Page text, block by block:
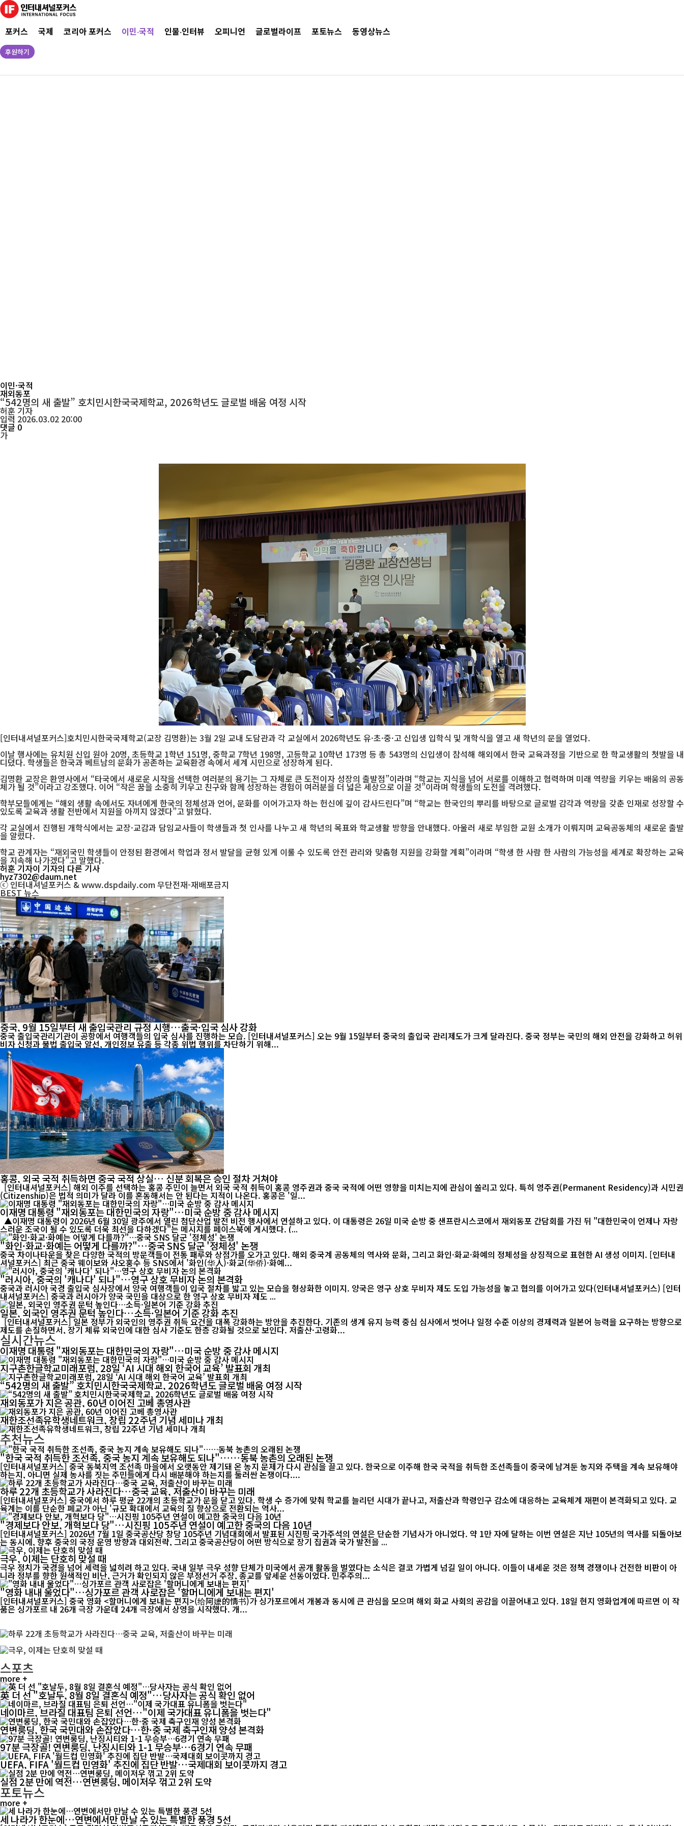
포커스 국제 코리아 포커스 이민·국적 인물·인터뷰 오피니언 글로벌라이프 포토뉴스 동영상뉴스
후원하기
이민·국적
재외동포
“542명의 새 출발” 호치민시한국국제학교, 2026학년도 글로벌 배움 여정 시작
허훈 기자
입력 2026.03.02 20:00
댓글 0
가
[인터내셔널포커스]호치민시한국국제학교(교장 김명환)는 3월 2일 교내 도담관과 각 교실에서 2026학년도 유·초·중·고 신입생 입학식 및 개학식을 열고 새 학년의 문을 열었다.
이날 행사에는 유치원 신입 원아 20명, 초등학교 1학년 151명, 중학교 7학년 198명, 고등학교 10학년 173명 등 총 543명의 신입생이 참석해 해외에서 한국 교육과정을 기반으로 한 학교생활의 첫발을 내
디뎠다. 학생들은 한국과 베트남의 문화가 공존하는 교육환경 속에서 세계 시민으로 성장하게 된다.
김명환 교장은 환영사에서 “타국에서 새로운 시작을 선택한 여러분의 용기는 그 자체로 큰 도전이자 성장의 출발점”이라며 “학교는 지식을 넘어 서로를 이해하고 협력하며 미래 역량을 키우는 배움의 공동
체가 될 것”이라고 강조했다. 이어 “작은 꿈을 소중히 키우고 친구와 함께 성장하는 경험이 여러분을 더 넓은 세상으로 이끌 것”이라며 학생들의 도전을 격려했다.
학부모들에게는 “해외 생활 속에서도 자녀에게 한국의 정체성과 언어, 문화를 이어가고자 하는 헌신에 깊이 감사드린다”며 “학교는 한국인의 뿌리를 바탕으로 글로벌 감각과 역량을 갖춘 인재로 성장할 수
있도록 교육과 생활 전반에서 지원을 아끼지 않겠다”고 밝혔다.
각 교실에서 진행된 개학식에서는 교장·교감과 담임교사들이 학생들과 첫 인사를 나누고 새 학년의 목표와 학교생활 방향을 안내했다. 아울러 새로 부임한 교원 소개가 이뤄지며 교육공동체의 새로운 출발
을 알렸다.
학교 관계자는 “재외국민 학생들이 안정된 환경에서 학업과 정서 발달을 균형 있게 이룰 수 있도록 안전 관리와 맞춤형 지원을 강화할 계획”이라며 “학생 한 사람 한 사람의 가능성을 세계로 확장하는 교육
을 지속해 나가겠다”고 말했다.
허훈 기자이 기자의 다른 기사
hyz7302@daum.net
ⓒ 인터내셔널포커스 & www.dspdaily.com 무단전재-재배포금지
BEST뉴스
중국, 9월 15일부터 새 출입국관리 규정 시행…출국·입국 심사 강화
중국 출입국관리기관이 공항에서 여행객들의 입국 심사를 진행하는 모습. [인터내셔널포커스] 오는 9월 15일부터 중국의 출입국 관리제도가 크게 달라진다. 중국 정부는 국민의 해외 안전을 강화하고 허위
비자 신청과 불법 출입국 알선, 개인정보 유출 등 각종 위법 행위를 차단하기 위해...
홍콩, 외국 국적 취득하면 중국 국적 상실… 신분 회복은 승인 절차 거쳐야
[인터내셔널포커스] 해외 이주를 선택하는 홍콩 주민이 늘면서 외국 국적 취득이 홍콩 영주권과 중국 국적에 어떤 영향을 미치는지에 관심이 쏠리고 있다. 특히 영주권(Permanent Residency)과 시민권
(Citizenship)은 법적 의미가 달라 이를 혼동해서는 안 된다는 지적이 나온다. 홍콩은 '일...
이재명 대통령 "재외동포는 대한민국의 자랑"…미국 순방 중 감사 메시지
스러운 조국이 될 수 있도록 더욱 최선을 다하겠다"는 메시지를 페이스북에 게시했다. (...
"화인·화교·화예는 어떻게 다를까?"…중국 SNS 달군 '정체성' 논쟁
중국 차이나타운을 찾은 다양한 국적의 방문객들이 전통 패루와 상점가를 오가고 있다. 해외 중국계 공동체의 역사와 문화, 그리고 화인·화교·화예의 정체성을 상징적으로 표현한 AI 생성 이미지. [인터내
셔널포커스] 최근 중국 웨이보와 샤오훙수 등 SNS에서 '화인(华人)·화교(华侨)·화예...
"러시아, 중국의 '캐나다' 되나"…영구 상호 무비자 논의 본격화
중국과 러시아 국경 출입국 심사장에서 양국 여행객들이 입국 절차를 밟고 있는 모습을 형상화한 이미지. 양국은 영구 상호 무비자 제도 도입 가능성을 놓고 협의를 이어가고 있다(인터내셔널포커스) [인터
내셔널포커스] 중국과 러시아가 양국 국민을 대상으로 한 영구 상호 무비자 제도 ...
일본, 외국인 영주권 문턱 높인다…소득·일본어 기준 강화 추진
[인터내셔널포커스] 일본 정부가 외국인의 영주권 취득 요건을 대폭 강화하는 방안을 추진한다. 기존의 생계 유지 능력 중심 심사에서 벗어나 일정 수준 이상의 경제력과 일본어 능력을 요구하는 방향으로
제도를 손질하면서, 장기 체류 외국인에 대한 심사 기준도 한층 강화될 것으로 보인다. 저출산·고령화...
실시간뉴스
이재명 대통령 "재외동포는 대한민국의 자랑"…미국 순방 중 감사 메시지
지구촌한글학교미래포럼, 28일 ‘AI 시대 해외 한국어 교육’ 발표회 개최
“542명의 새 출발” 호치민시한국국제학교, 2026학년도 글로벌 배움 여정 시작
재외동포가 지은 공관, 60년 이어진 고베 총영사관
재한조선족유학생네트워크, 창립 22주년 기념 세미나 개최
추천뉴스
"한국 국적 취득한 조선족, 중국 농지 계속 보유해도 되나"……동북 농촌의 오래된 논쟁
[인터내셔널포커스] 중국 동북지역 조선족 마을에서 오랫동안 제기돼 온 농지 문제가 다시 관심을 끌고 있다. 한국으로 이주해 한국 국적을 취득한 조선족들이 중국에 남겨둔 농지와 주택을 계속 보유해야
하는지, 아니면 실제 농사를 짓는 주민들에게 다시 배분해야 하는지를 둘러싼 논쟁이다....
하루 22개 초등학교가 사라진다…중국 교육, 저출산이 바꾸는 미래
[인터내셔널포커스] 중국에서 하루 평균 22개의 초등학교가 문을 닫고 있다. 학생 수 증가에 맞춰 학교를 늘리던 시대가 끝나고, 저출산과 학령인구 감소에 대응하는 교육체계 재편이 본격화되고 있다. 교
육계는 이를 단순한 폐교가 아닌 '규모 확대에서 교육의 질 향상으로 전환되는 역사...
"경제보다 안보, 개혁보다 당"…시진핑 105주년 연설이 예고한 중국의 다음 10년
[인터내셔널포커스] 2026년 7월 1일 중국공산당 창당 105주년 기념대회에서 발표된 시진핑 국가주석의 연설은 단순한 기념사가 아니었다. 약 1만 자에 달하는 이번 연설은 지난 105년의 역사를 되돌아보
는 동시에, 향후 중국의 국정 운영 방향과 대외전략, 그리고 중국공산당이 어떤 방식으로 장기 집권과 국가 발전을 ...
극우, 이제는 단호히 맞설 때
극우 정치가 국경을 넘어 세력을 넓히려 하고 있다. 국내 일부 극우 성향 단체가 미국에서 공개 활동을 벌였다는 소식은 결코 가볍게 넘길 일이 아니다. 이들이 내세운 것은 정책 경쟁이나 건전한 비판이 아
니라 정부를 향한 원색적인 비난, 근거가 확인되지 않은 부정선거 주장, 종교를 앞세운 선동이었다. 민주주의...
"영화 내내 울었다"…싱가포르 관객 사로잡은 '할머니에게 보내는 편지'
[인터내셔널포커스] 중국 영화 <할머니에게 보내는 편지>(给阿嬷的情书)가 싱가포르에서 개봉과 동시에 큰 관심을 모으며 해외 화교 사회의 공감을 이끌어내고 있다. 18일 현지 영화업계에 따르면 이 작
품은 싱가포르 내 26개 극장 가운데 24개 극장에서 상영을 시작했다. 개...
스포츠
more +
英 더 선 "호날두, 8월 8일 결혼식 예정"…당사자는 공식 확인 없어
네이마르, 브라질 대표팀 은퇴 선언…"이제 국가대표 유니폼을 벗는다"
연변룽딩, 한국 국민대와 손잡았다…한·중 국제 축구인재 양성 본격화
97분 극장골! 연변룽딩, 난징시티와 1-1 무승부…6경기 연속 무패
UEFA, FIFA '월드컵 민영화' 추진에 집단 반발…국제대회 보이콧까지 경고
실점 2분 만에 역전…연변룽딩, 메이저우 꺾고 2위 도약
포토뉴스
more +
세 나라가 한눈에…연변에서만 만날 수 있는 특별한 풍경 5선